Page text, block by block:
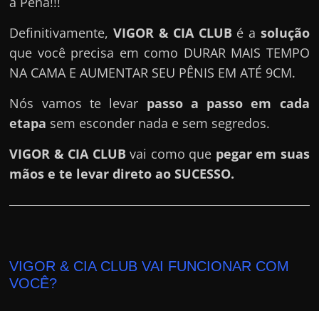
r
d
i
n
h
i
r
i
n
Definitivamente,VIGOR & CIA CLUB é a solução
que você precisa em como DURAR MAIS TEMPO
NA CAMA E AUMENTAR SEU PÊNIS EM ATÉ 9CM.
Nós vamos te levar passo a passo em cada
etapa sem esconder nada e sem segredos.
VIGOR & CIA CLUB vai como que pegar em suas
mãos e te levar direto ao SUCESSO.
VIGOR & CIA CLUB VAI FUNCIONAR COM
VOCÊ?